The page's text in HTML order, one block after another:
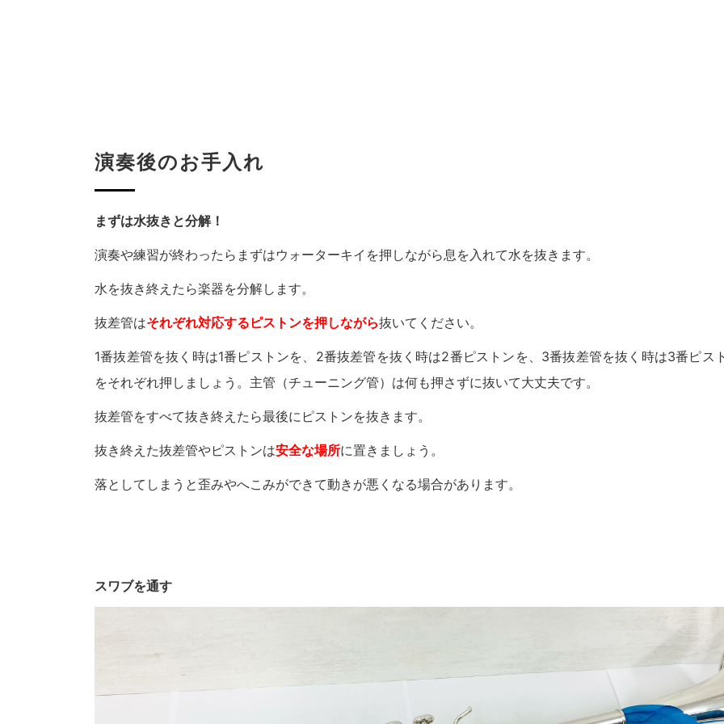
演奏後のお手入れ
まずは水抜きと分解！
演奏や練習が終わったらまずはウォーターキイを押しながら息を入れて水を抜きます。
水を抜き終えたら楽器を分解します。
抜差管はそれぞれ対応するピストンを押しながら抜いてください。
1番抜差管を抜く時は1番ピストンを、2番抜差管を抜く時は2番ピストンを、3番抜差管を抜く時は3番ピス
をそれぞれ押しましょう。主管（チューニング管）は何も押さずに抜いて大丈夫です。
抜差管をすべて抜き終えたら最後にピストンを抜きます。
抜き終えた抜差管やピストンは安全な場所に置きましょう。
落としてしまうと歪みやへこみができて動きが悪くなる場合があります。
スワブを通す